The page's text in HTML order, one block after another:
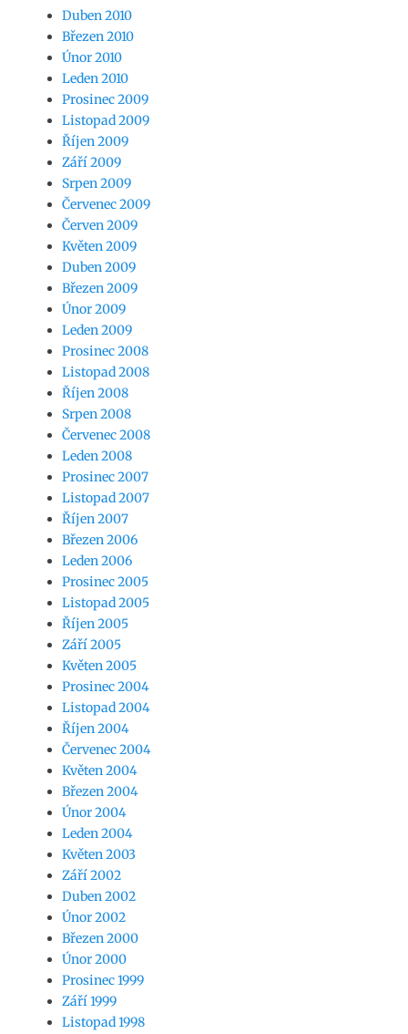
Duben 2010
Březen 2010
Únor 2010
Leden 2010
Prosinec 2009
Listopad 2009
Říjen 2009
Září 2009
Srpen 2009
Červenec 2009
Červen 2009
Květen 2009
Duben 2009
Březen 2009
Únor 2009
Leden 2009
Prosinec 2008
Listopad 2008
Říjen 2008
Srpen 2008
Červenec 2008
Leden 2008
Prosinec 2007
Listopad 2007
Říjen 2007
Březen 2006
Leden 2006
Prosinec 2005
Listopad 2005
Říjen 2005
Září 2005
Květen 2005
Prosinec 2004
Listopad 2004
Říjen 2004
Červenec 2004
Květen 2004
Březen 2004
Únor 2004
Leden 2004
Květen 2003
Září 2002
Duben 2002
Únor 2002
Březen 2000
Únor 2000
Prosinec 1999
Září 1999
Listopad 1998